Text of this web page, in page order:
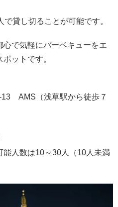
貸し切ることが可能です。
で気軽にバーベキューをエ
ットです。
AMS（浅草駅から徒歩７
人数は10～30人（10人未満